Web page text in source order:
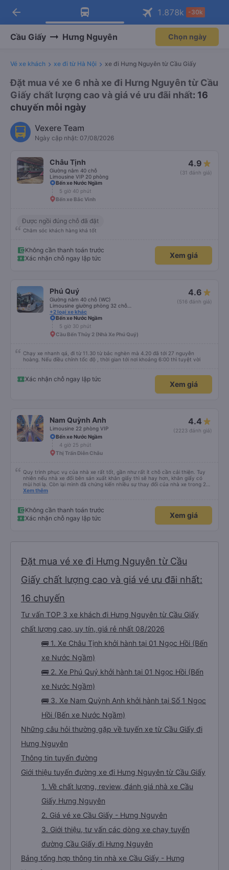
Tải app Vexere ngay!
Nhận ưu đãi thành viên độc
Mở app
Tải app Vexere
-30k/ghế khi đặt vé máy bay qua
Mở app
arrow_back 1.878k -30k
Cầu Giấy Hưng Nguyên Chọn ngày
Vé xe khách xe đi từ Hà Nội xe đi Hưng Nguyên từ Cầu Giấy
Đặt mua vé xe 6 nhà xe đi Hưng Nguyên từ Cầu
Giấy chất lượng cao và giá vé ưu đãi nhất: 16
chuyến mỗi ngày
Vexere Team
Ngày cập nhật: 07/08/2026
Châu Tịnh
Giường nằm 40 chỗ
Limousine VIP 20 phòng
4.9
(31 đánh giá)
Bến xe Nước Ngầm
5 giờ 40 phút
Bến xe Bắc Vinh
Được ngồi đúng chỗ đã đặt
Chăm sóc khách hàng khá tốt
Không cần thanh toán trước
Xác nhận chỗ ngay lập tức
Xem giá
Phú Quý
Giường nằm 40 chỗ (WC)
+2 loại xe khác
4.6
(516 đánh giá)
Bến xe Nước Ngầm
5 giờ 30 phút
Cầu Bến Thủy 2 (Nhà Xe Phú Quý)
Chạy xe nhanh qá, đi từ 11.30 từ bắc nghèn mà 4.20 đã tới 27 nguyễn
hoàng. Nếu điều chỉnh tốc độ , thời gian tới nơi khoảng 6:00 thì tuyệt vời
Xác nhận chỗ ngay lập tức
Xem giá
Nam Quỳnh Anh
Limousine 22 phòng VIP
4.4
(2223 đánh giá)
Bến xe Nước Ngầm
4 giờ 25 phút
Thị Trấn Diễn Châu
Quy trình phục vụ của nhà xe rất tốt, gần như rất ít chỗ cần cải thiện. Tuy
nhiên nếu nhà xe đổi bên sản xuất khăn giấy thì sẽ hay hơn, khăn giấy có
mùi hơi lạ. Còn lại mình đã chứng kiến nhiều sự thay đổi của nhà xe trong 2
tháng vừa rồi: tài xế và phụ xe ngày càng thân thiện, quy trình phục vụ rõ
Xem thêm
Không cần thanh toán trước
Xác nhận chỗ ngay lập tức
Xem giá
Đặt mua vé xe đi Hưng Nguyên từ Cầu
Giấy chất lượng cao và giá vé ưu đãi nhất:
16 chuyến
Tư vấn TOP 3 xe khách đi Hưng Nguyên từ Cầu Giấy
chất lượng cao, uy tín, giá rẻ nhất 08/2026
🚌 1. Xe Châu Tịnh khởi hành tại 01 Ngọc Hồi (Bến
xe Nước Ngầm)
🚌 2. Xe Phú Quý khởi hành tại 01 Ngọc Hồi (Bến
xe Nước Ngầm)
🚌 3. Xe Nam Quỳnh Anh khởi hành tại Số 1 Ngọc
Hồi (Bến xe Nước Ngầm)
Những câu hỏi thường gặp về tuyến xe từ Cầu Giấy đi
Hưng Nguyên
Thông tin tuyến đường
Giới thiệu tuyến đường xe đi Hưng Nguyên từ Cầu Giấy
1. Về chất lượng, review, đánh giá nhà xe Cầu
Giấy Hưng Nguyên
2. Giá vé xe Cầu Giấy - Hưng Nguyên
3. Giới thiệu, tư vấn các dòng xe chạy tuyến
đường Cầu Giấy đi Hưng Nguyên
Bảng tổng hợp thông tin nhà xe Cầu Giấy - Hưng